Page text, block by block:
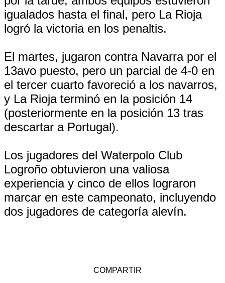
igualados hasta el final, pero La Rioja
logró la victoria en los penaltis.
El martes, jugaron contra Navarra por el
13avo puesto, pero un parcial de 4-0 en
el tercer cuarto favoreció a los navarros,
y La Rioja terminó en la posición 14
(posteriormente en la posición 13 tras
descartar a Portugal).
Los jugadores del Waterpolo Club
Logroño obtuvieron una valiosa
experiencia y cinco de ellos lograron
marcar en este campeonato, incluyendo
dos jugadores de categoría alevín.
COMPARTIR